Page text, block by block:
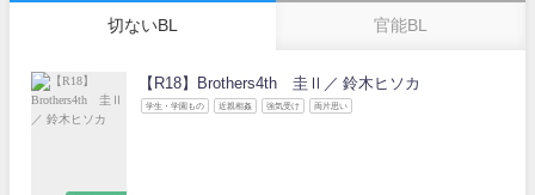
切ないBL 官能BL
【R18】Brothers4th 圭Ⅱ／ 鈴木ヒソカ
学生・学園もの 近親相姦 強気受け 両片思い